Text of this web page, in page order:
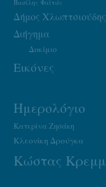
Βασίλης Φαϊτάς
Δήμος Χλωπτσιούδης
Διήγημα
Δοκίμιο
Εικόνες
Ημερολόγιο
Κατερίνα Ζησάκη
Κλεονίκη Δρούγκα